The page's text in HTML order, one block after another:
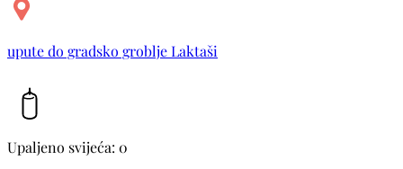
upute do gradsko groblje Laktaši
Upaljeno svijeća: 0